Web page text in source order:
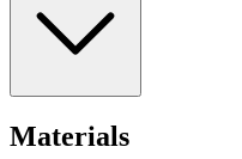
Materials